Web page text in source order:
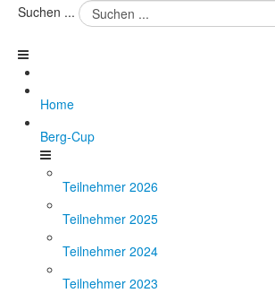
Suchen ...
Home
Berg-Cup
Teilnehmer 2026
Teilnehmer 2025
Teilnehmer 2024
Teilnehmer 2023